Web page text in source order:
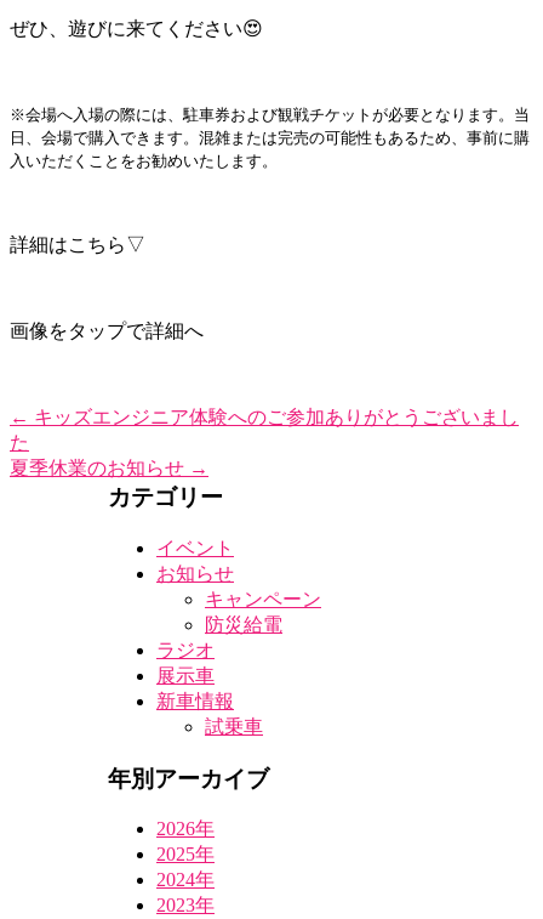
ぜひ、遊びに来てください😍
※会場へ入場の際には、駐車券および観戦チケットが必要となります。当
日、会場で購入できます。混雑または完売の可能性もあるため、事前に購
入いただくことをお勧めいたします。
詳細はこちら▽
画像をタップで詳細へ
← キッズエンジニア体験へのご参加ありがとうございまし
た
夏季休業のお知らせ →
カテゴリー
イベント
お知らせ
キャンペーン
防災給電
ラジオ
展示車
新車情報
試乗車
年別アーカイブ
2026年
2025年
2024年
2023年